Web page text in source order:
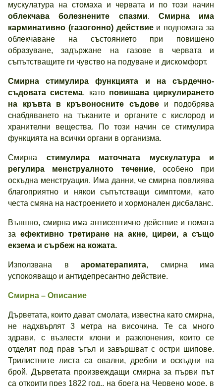
мускулатура на стомаха и червата и по този начин
облекчава болезнените спазми. Смирна има
карминативно (газогонно) действиеи подпомага за
облекчаване на състоянието при повишено
образуване, задържане на газове в червата и
съпътстващите ги чувство на подуване и дискомфорт.
Смирна стимулира функцията и на сърдечно-
съдовата система, като повишава циркулирането
на кръвта в кръвоносните съдовеи подобрява
снабдяването на тъканите и органите с кислород и
хранителни вещества. По този начин се стимулира
функцията на всички органи в организма.
Смирна стимулира маточната мускулатура и
регулира менструалното течение, особено при
оскъдна менструация. Има данни, че смирна повлиява
благоприятно и някои съпътстващи симптоми, като
честа смяна на настроението и хормонален дисбаланс.
Външно, смирна има антисептично действие и помага
за ефективно третиране на акне, циреи, а също
екзема и сърбеж на кожата.
Използвана в ароматерапията, смирна има
успокояващо и антидепресантно действие.
Смирна – Описание
Дърветата, които дават смолата, известна като смирна,
не надхвърлят 3 метра на височина. Те са много
здрави, с възлести клони и разклонения, които се
отделят под прав ъгъл и завършват с остри шипове.
Трилистните листа са овални, дребни и оскъдни на
брой. Дърветата произвеждащи смирна за първи път
са открити през 1822 год., на брега на Червено море, в